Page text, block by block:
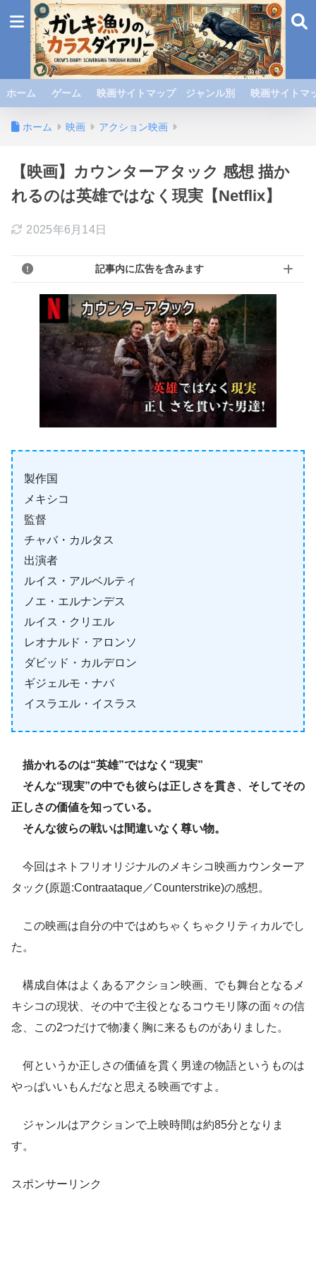
ホーム ゲーム 映画サイトマップ ジャンル別 映画サイト
ホーム 映画 アクション映画
【映画】カウンターアタック 感想 描か
れるのは英雄ではなく現実【Netflix】
2025年6月14日
記事内に広告を含みます
製作国
メキシコ
監督
チャバ・カルタス
出演者
ルイス・アルベルティ
ノエ・エルナンデス
ルイス・クリエル
レオナルド・アロンソ
ダビッド・カルデロン
ギジェルモ・ナバ
イスラエル・イスラス
描かれるのは“英雄”ではなく“現実”
そんな“現実”の中でも彼らは正しさを貫き、そしてその
正しさの価値を知っている。
そんな彼らの戦いは間違いなく尊い物。
今回はネトフリオリジナルのメキシコ映画カウンターア
タック(原題:Contraataque／Counterstrike)の感想。
この映画は自分の中ではめちゃくちゃクリティカルでし
た。
構成自体はよくあるアクション映画、でも舞台となるメ
キシコの現状、その中で主役となるコウモリ隊の面々の信
念、この2つだけで物凄く胸に来るものがありました。
何というか正しさの価値を貫く男達の物語というものは
やっぱいいもんだなと思える映画ですよ。
ジャンルはアクションで上映時間は約85分となりま
す。
スポンサーリンク